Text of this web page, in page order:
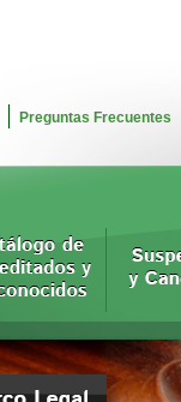
Preguntas Frecuentes